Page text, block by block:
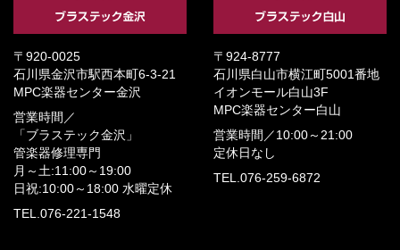
〒920-0025
石川県金沢市駅西本町6-3-21
MPC楽器センター金沢
営業時間／
「ブラステック金沢」
管楽器修理専門
月～土:11:00～19:00
日祝:10:00～18:00 水曜定休
TEL.076-221-1548
〒924-8777
石川県白山市横江町5001番地
イオンモール白山3F
MPC楽器センター白山
営業時間／ 10:00～21:00
定休日なし
TEL.076-259-6872